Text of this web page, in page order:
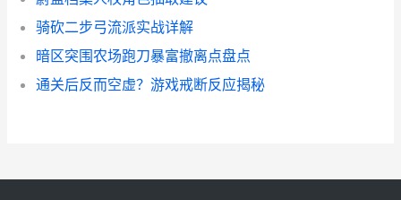
骑砍二步弓流派实战详解
暗区突围农场跑刀暴富撤离点盘点
通关后反而空虚？游戏戒断反应揭秘